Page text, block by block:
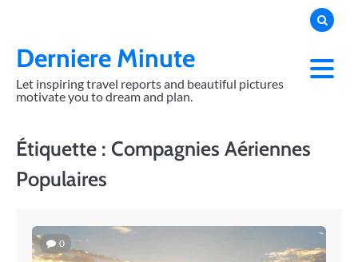
contentDerniere Minute
Let inspiring travel reports and beautiful pictures
motivate you to dream and plan.
Étiquette : Compagnies Aériennes
Populaires
0